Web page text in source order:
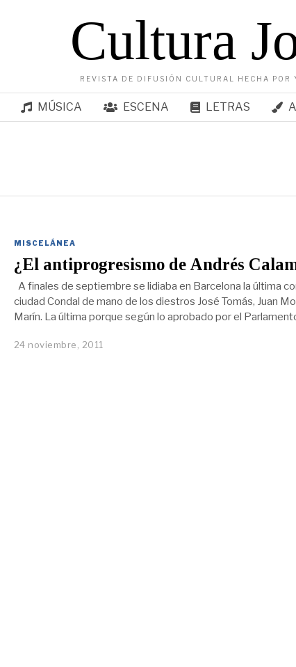
Cultura
REVISTA DE DIFUSIÓN CULTURAL HECHA POR
MÚSICA ESCENA LETRAS
MISCELÁNEA
¿El antiprogresismo de Andrés
A finales de septiembre se lidiaba en Barcelona la última
ciudad Condal de mano de los diestros José Tomás, Juan
Marín. La última porque según lo aprobado por el
24 noviembre, 2011